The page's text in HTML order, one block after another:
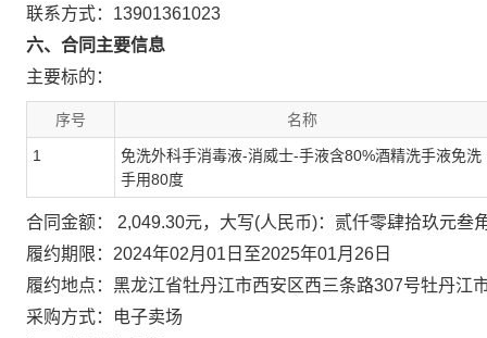
联系方式：13901361023
六、合同主要信息
主要标的：
序号 名称
1
免洗外科手消毒液-消威士-手液含80%酒精洗手液免洗
手用80度
合同金额： 2,049.30元，大写(人民币)：贰仟零肆拾玖元叁
履约期限：2024年02月01日至2025年01月26日
履约地点：黑龙江省牡丹江市西安区西三条路307号牡丹江
采购方式：电子卖场